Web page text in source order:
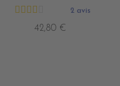
2 avis
42,80 €